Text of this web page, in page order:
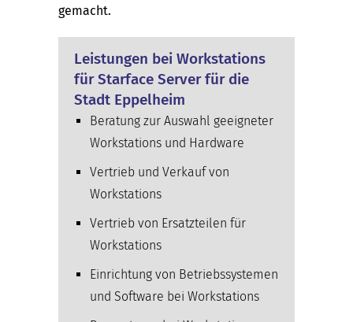
gemacht.
Leistungen bei Workstations
für Starface Server für die
Stadt Eppelheim
Beratung zur Auswahl geeigneter
Workstations und Hardware
Vertrieb und Verkauf von
Workstations
Vertrieb von Ersatzteilen für
Workstations
Einrichtung von Betriebssystemen
und Software bei Workstations